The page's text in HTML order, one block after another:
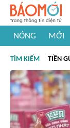
NÓNG MỚI
#Khám phá thế giới
TÌM KIẾM TIỀN